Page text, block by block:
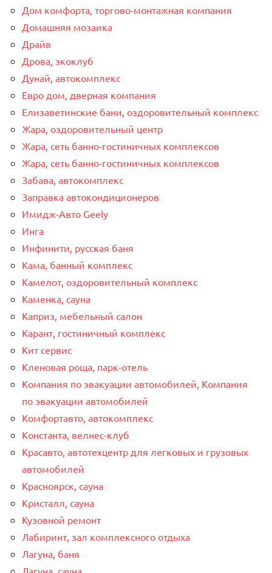
Дом комфорта, торгово-монтажная компания
Домашняя мозаика
Драйв
Дрова, экоклуб
Дунай, автокомплекс
Евро дом, дверная компания
Елизаветинские бани, оздоровительный комплекс
Жара, оздоровительный центр
Жара, сеть банно-гостиничных комплексов
Жара, сеть банно-гостиничных комплексов
Забава, автокомплекс
Заправка автокондиционеров
Имидж-Авто Geely
Инга
Инфинити, русская баня
Кама, банный комплекс
Камелот, оздоровительный комплекс
Каменка, сауна
Каприз, мебельный салон
Карант, гостиничный комплекс
Кит сервис
Кленовая роща, парк-отель
Компания по эвакуации автомобилей, Компания
по эвакуации автомобилей
Комфортавто, автокомплекс
Константа, велнес-клуб
Красавто, автотехцентр для легковых и грузовых
автомобилей
Красноярск, сауна
Кристалл, сауна
Кузовной ремонт
Лабиринт, зал комплексного отдыха
Лагуна, баня